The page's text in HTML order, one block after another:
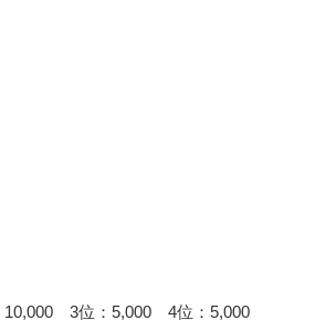
3位：5,000 4位：5,000